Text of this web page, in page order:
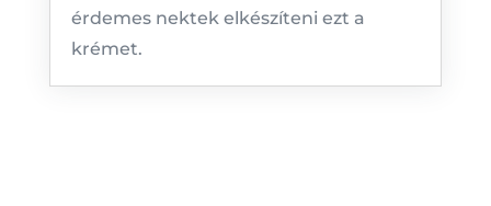
érdemes nektek elkészíteni ezt a
krémet.